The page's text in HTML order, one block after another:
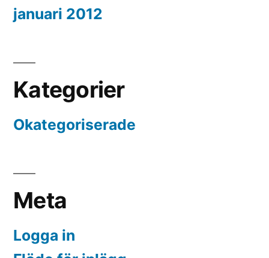
januari 2012
Kategorier
Okategoriserade
Meta
Logga in